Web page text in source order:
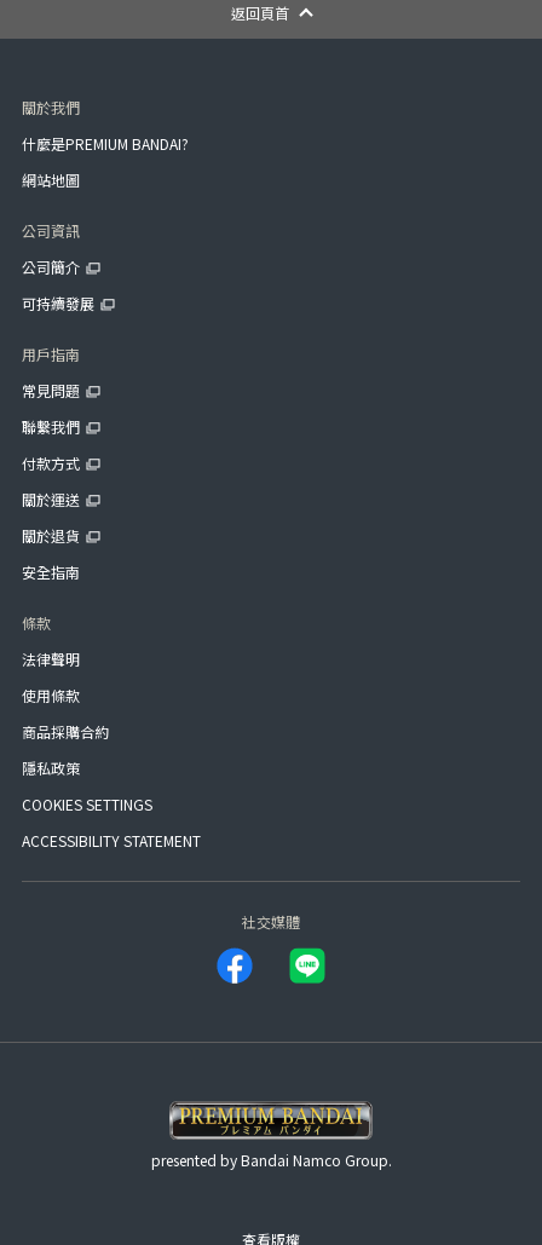
返回頁首
關於我們
什麼是PREMIUM BANDAI?
網站地圖
公司資訊
公司簡介
可持續發展
用戶指南
常見問題
聯繫我們
付款方式
關於運送
關於退貨
安全指南
條款
法律聲明
使用條款
商品採購合約
隱私政策
COOKIES SETTINGS
ACCESSIBILITY STATEMENT
社交媒體
presented by Bandai Namco Group.
查看版權